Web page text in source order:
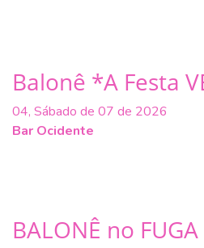
Balonê *A Festa
04, Sábado de 07 de 2026
Bar Ocidente
BALONÊ no FUGA